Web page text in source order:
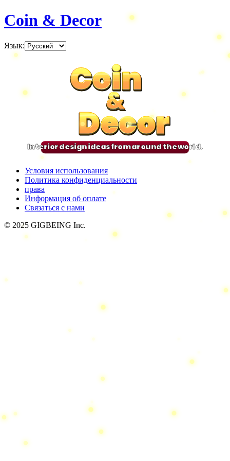
Coin & Decor
Язык:
Coin
&
Decor
Coin
&
Decor
Coin
&
Decor
Coin
&
Decor
Interior design ideas from around the world.
Условия использования
Политика конфиденциальности
права
Информация об оплате
Связаться с нами
© 2025 GIGBEING Inc.